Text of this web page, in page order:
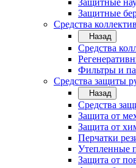
Защитные
Защитные
Средства
Назад
Средства
Фильтры и
Средства защиты
Назад
Средства
Защита от
Защита от
Перчатки
Утепленные
Защита от